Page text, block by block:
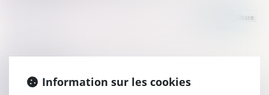
Historique
Information sur les cookies